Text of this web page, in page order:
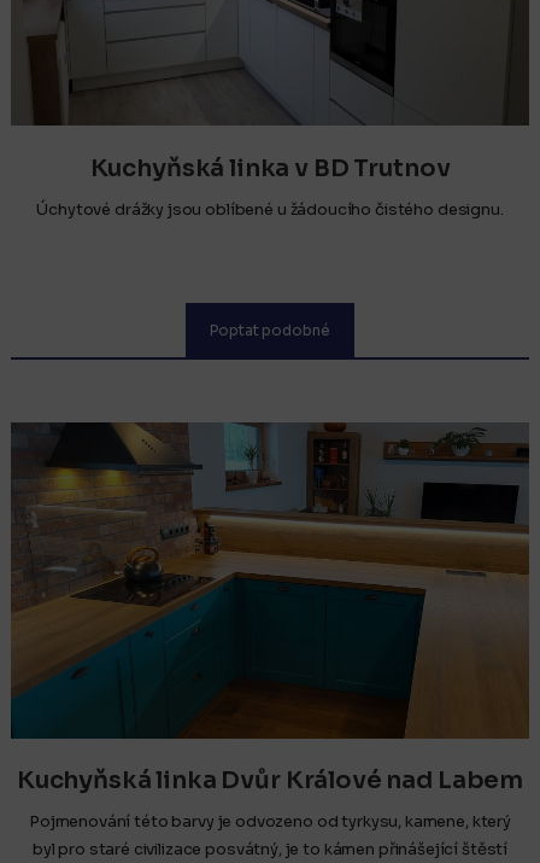
Kuchyňská linka v BD Trutnov
Úchytové drážky jsou oblíbené u žádoucího čistého designu.
Poptat podobné
Kuchyňská linka Dvůr Králové nad Labem
Pojmenování této barvy je odvozeno od tyrkysu, kamene, který
byl pro staré civilizace posvátný, je to kámen přinášející štěstí